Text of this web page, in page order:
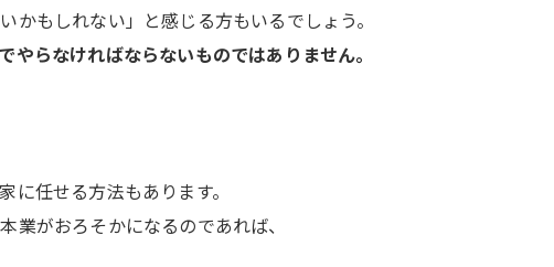
かもしれない」と感じる方もいるでしょう。
やらなければならないものではありません。
に任せる方法もあります。
業がおろそかになるのであれば、